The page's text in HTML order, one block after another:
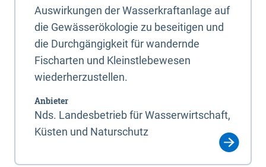
Auswirkungen der Wasserkraftanlage auf
die Gewässerökologie zu beseitigen und
die Durchgängigkeit für wandernde
Fischarten und Kleinstlebewesen
wiederherzustellen.
Anbieter
Nds. Landesbetrieb für Wasserwirtschaft,
Küsten und Naturschutz